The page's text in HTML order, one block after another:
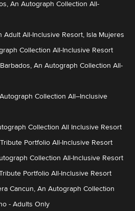
An Autograph Collection All-
Adult All-Inclusive Resort, Isla Mujeres
Collection All-Inclusive Resort
An Autograph Collection All-
Collection All–Inclusive
Collection All Inclusive Resort
Portfolio All-Inclusive Resort
Collection All-Inclusive Resort
Portfolio All-Inclusive Resort
Cancun, An Autograph Collection
- Adults Only